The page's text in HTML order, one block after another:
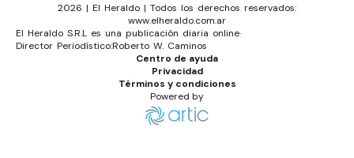
2026 | El Heraldo | Todos los derechos reservados:
www.elheraldo.com.ar
El Heraldo S.R.L es una publicación diaria online·
Director Periodístico:Roberto W. Caminos
Términos y condiciones
Privacidad
Centro de ayuda
Powered by